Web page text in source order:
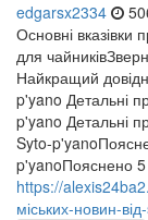
edgarsx2334
Основні
для
Найкращий
p'yano Детальні
p'yano Детальні
Syto-
p'yanoПояснено
https://
міських-новин-